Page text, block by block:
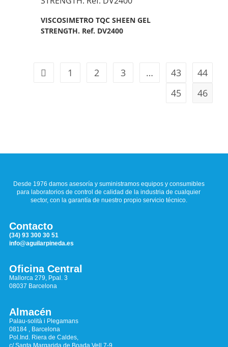
VISCOSIMETRO TQC SHEEN GEL
STRENGTH. Ref. DV2400
1 2 3 … 43
44
45
46
Desde 1976 damos asesoría y suministramos equipos y consumibles
para laboratorios de control de calidad de la industria de cualquier
sector, con la garantía de nuestro propio servicio técnico.
Contacto
(34) 93 300 30 51
info@aguilarpineda.es
Oficina Central
Mallorca 279, Ppal. 3
08037 Barcelona
Almacén
Palau-solità i Plegamans
08184 , Barcelona
Pol.Ind. Riera de Caldes,
c/ Santa Margarida de Boada Vell 7-9